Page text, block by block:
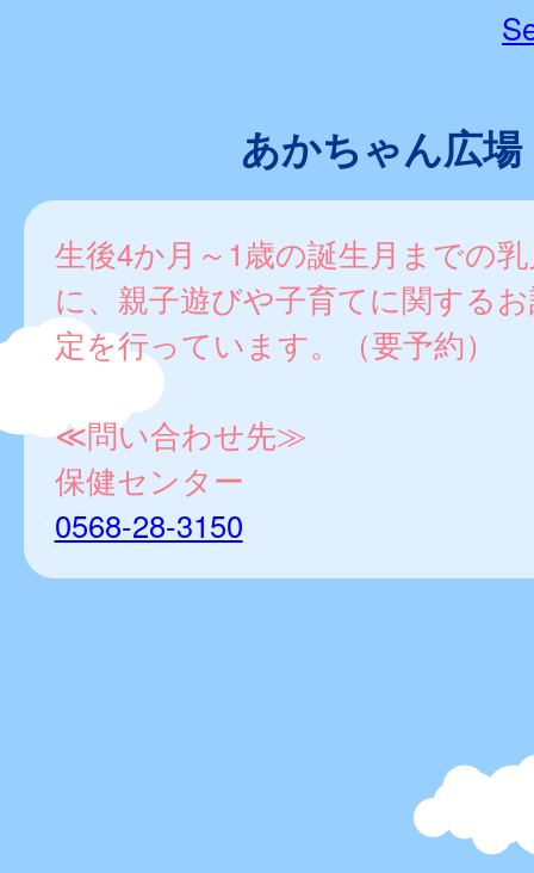
あかちゃん広場
生後4か月～1歳の誕生月までの
に、親子遊びや子育てに関する
定を行っています。（要予約）
≪問い合わせ先≫
保健センター
0568-28-3150